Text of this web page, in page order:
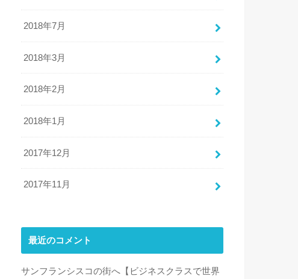
2018年7月
2018年3月
2018年2月
2018年1月
2017年12月
2017年11月
最近のコメント
サンフランシスコの街へ【ビジネスクラスで世界